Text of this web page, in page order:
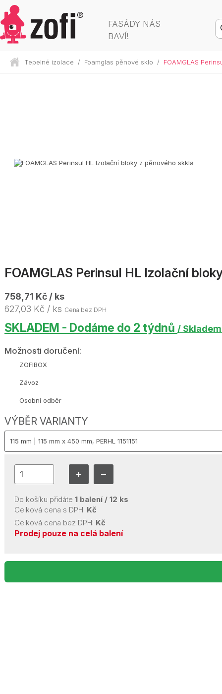
FASÁDY NÁS
BAVÍ!
Tepelné izolace / Foamglas pěnové sklo / FOAMGLAS
FOAMGLAS Perinsul HL Izolační
758,71 Kč / ks
627,03 Kč / ks Cena bez DPH
SKLADEM - Dodáme do 2 týdnů /
Možnosti doručení:
ZOFIBOX
Závoz
Osobní odběr
VÝBĚR VARIANTY
Do košíku přidáte 1 balení / 12 ks
Celková cena s DPH: Kč
Celková cena bez DPH: Kč
Prodej pouze na celá balení